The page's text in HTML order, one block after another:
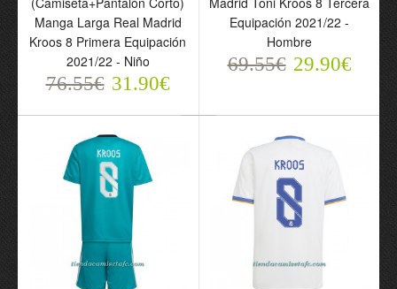
Corto) Manga Larga Real
Madrid Kroos 8 Primera
Equipación 2021/22 -
Niño
76.55€ 31.90€
Manga Larga Real Madrid
Kroos 8 Primera Equipación
2021/22 - Niño
76.55€ 31.90€
Equipación 2021/22 -
Hombre
69.55€ 29.90€